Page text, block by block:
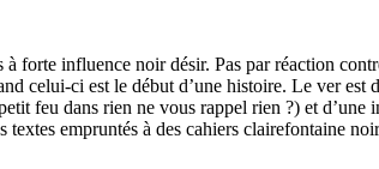
forte influence noir désir. Pas par réaction
celui-ci est le début d’une histoire. Le ver
feu dans rien ne vous rappel rien ?) et
empruntés à des cahiers clairefontaine